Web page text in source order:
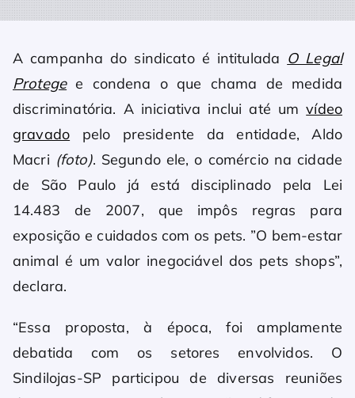
A campanha do sindicato é intitulada O Legal
Protegee condena o que chama de medida
discriminatória. A iniciativa inclui até umvídeo
gravado pelo presidente da entidade, Aldo
Macri (foto). Segundo ele, o comércio na cidade
de São Paulo já está disciplinado pela Lei
14.483 de 2007, que impôs regras para
exposição e cuidados com os pets. ”O bem-estar
animal é um valor inegociável dos pets shops”,
declara.
“Essa proposta, à época, foi amplamente
debatida com os setores envolvidos. O
Sindilojas-SP participou de diversas reuniões